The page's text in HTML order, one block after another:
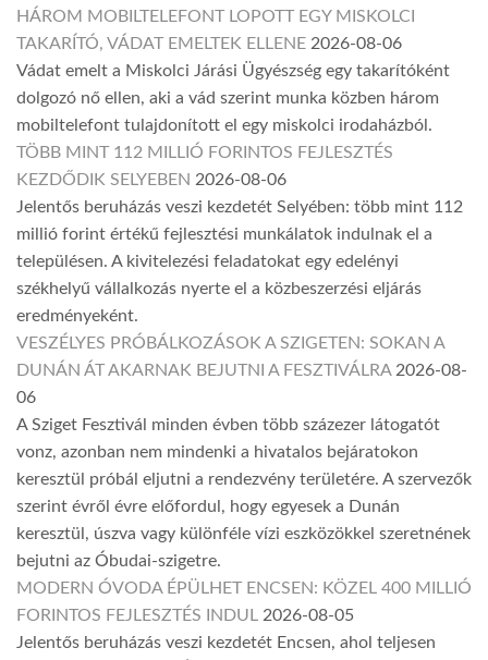
HÁROM MOBILTELEFONT LOPOTT EGY MISKOLCI
TAKARÍTÓ, VÁDAT EMELTEK ELLENE 2026-08-06
Vádat emelt a Miskolci Járási Ügyészség egy takarítóként
dolgozó nő ellen, aki a vád szerint munka közben három
mobiltelefont tulajdonított el egy miskolci irodaházból.
TÖBB MINT 112 MILLIÓ FORINTOS FEJLESZTÉS
KEZDŐDIK SELYEBEN 2026-08-06
Jelentős beruházás veszi kezdetét Selyében: több mint 112
millió forint értékű fejlesztési munkálatok indulnak el a
településen. A kivitelezési feladatokat egy edelényi
székhelyű vállalkozás nyerte el a közbeszerzési eljárás
eredményeként.
VESZÉLYES PRÓBÁLKOZÁSOK A SZIGETEN: SOKAN A
DUNÁN ÁT AKARNAK BEJUTNI A FESZTIVÁLRA 2026-08-
06
A Sziget Fesztivál minden évben több százezer látogatót
vonz, azonban nem mindenki a hivatalos bejáratokon
keresztül próbál eljutni a rendezvény területére. A szervezők
szerint évről évre előfordul, hogy egyesek a Dunán
keresztül, úszva vagy különféle vízi eszközökkel szeretnének
bejutni az Óbudai-szigetre.
MODERN ÓVODA ÉPÜLHET ENCSEN: KÖZEL 400 MILLIÓ
FORINTOS FEJLESZTÉS INDUL 2026-08-05
Jelentős beruházás veszi kezdetét Encsen, ahol teljesen